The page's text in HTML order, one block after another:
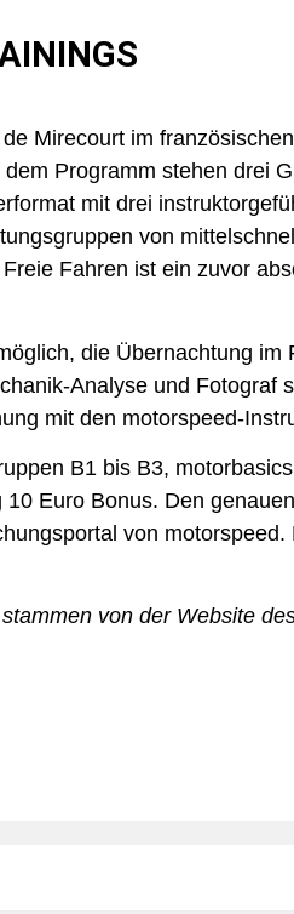
Mirecourt im
Programm stehen drei
mit drei
von
Fahren ist ein zuvor
die Übernachtung im
Analyse und Fotograf
mit den motorspeed-
B1 bis B3,
Euro Bonus. Den
von
von der Website